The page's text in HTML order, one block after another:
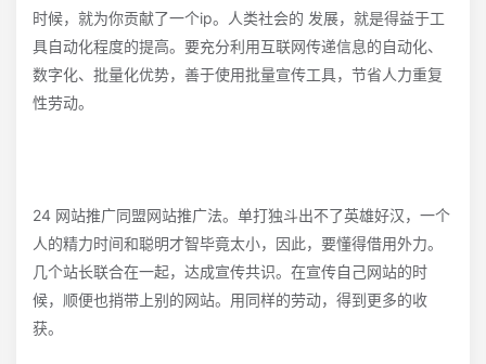
时候，就为你贡献了一个ip。人类社会的 发展，就是得益于工
具自动化程度的提高。要充分利用互联网传递信息的自动化、
数字化、批量化优势，善于使用批量宣传工具，节省人力重复
性劳动。
24 网站推广同盟网站推广法。单打独斗出不了英雄好汉，一个
人的精力时间和聪明才智毕竟太小，因此，要懂得借用外力。
几个站长联合在一起，达成宣传共识。在宣传自己网站的时
候，顺便也捎带上别的网站。用同样的劳动，得到更多的收
获。